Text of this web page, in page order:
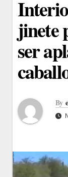
jinete
ser
By